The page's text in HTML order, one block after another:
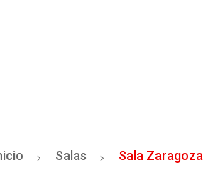
Salas Sala Zaragoza